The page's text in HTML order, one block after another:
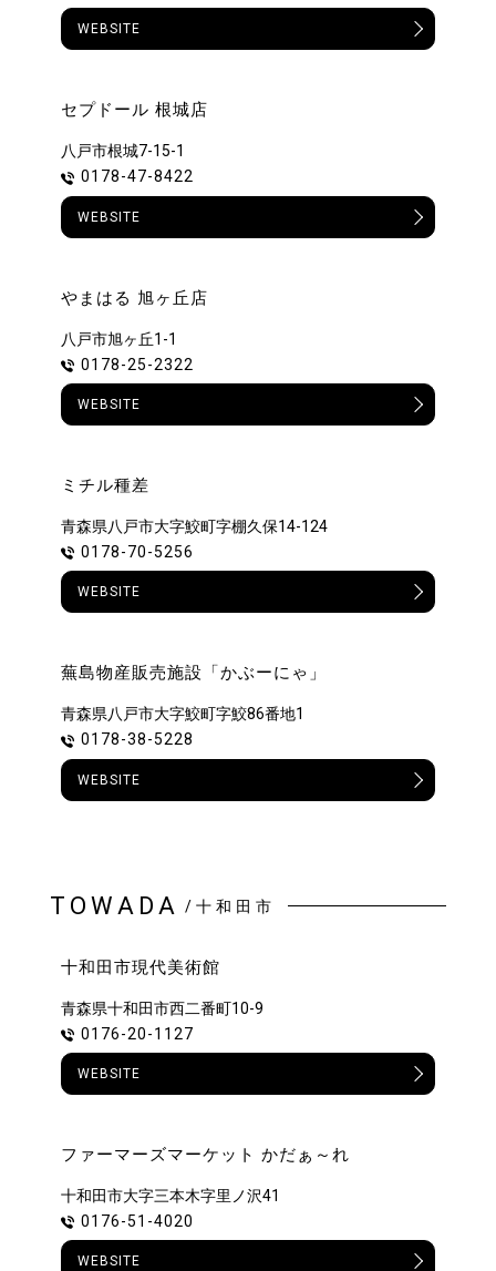
WEBSITE
セプドール 根城店
八戸市根城7-15-1
0178-47-8422
WEBSITE
やまはる 旭ヶ丘店
八戸市旭ヶ丘1-1
0178-25-2322
WEBSITE
ミチル種差
青森県八戸市大字鮫町字棚久保14-124
0178-70-5256
WEBSITE
蕪島物産販売施設「かぶーにゃ」
青森県八戸市大字鮫町字鮫86番地1
0178-38-5228
WEBSITE
TOWADA /十和田市
十和田市現代美術館
青森県十和田市西二番町10-9
0176-20-1127
WEBSITE
ファーマーズマーケット かだぁ～れ
十和田市大字三本木字里ノ沢41
0176-51-4020
WEBSITE